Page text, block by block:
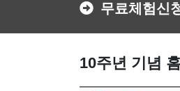
무료체험신
10주년 기념